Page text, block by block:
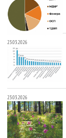
23.03.2026
23.03.2026